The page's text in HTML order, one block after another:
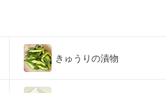
きゅうりの漬物